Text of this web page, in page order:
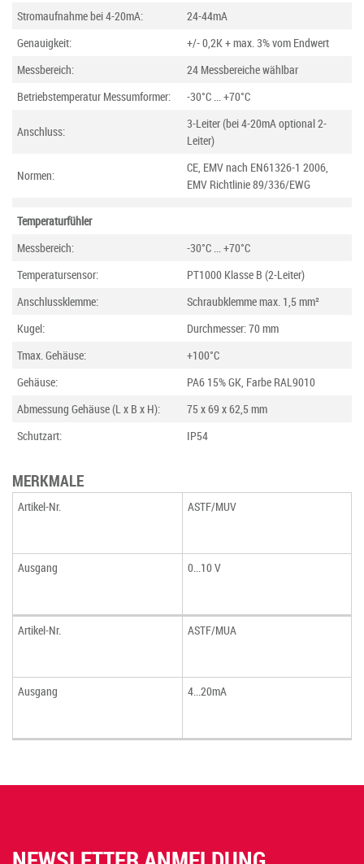
Stromaufnahme bei 4-20mA:
24-44mA
Genauigkeit:
+/- 0,2K + max. 3% vom Endwert
Messbereich:
24 Messbereiche wählbar
Betriebstemperatur Messumformer:
-30°C ... +70°C
Anschluss:
3-Leiter (bei 4-20mA optional 2-
Leiter)
Normen:
CE, EMV nach EN61326-1 2006,
EMV Richtlinie 89/336/EWG
Temperaturfühler
Messbereich:
-30°C ... +70°C
Temperatursensor:
PT1000 Klasse B (2-Leiter)
Anschlussklemme:
Schraubklemme max. 1,5 mm²
Kugel:
Durchmesser: 70 mm
Tmax. Gehäuse:
+100°C
Gehäuse:
PA6 15% GK, Farbe RAL9010
Abmessung Gehäuse (L x B x H):
75 x 69 x 62,5 mm
Schutzart:
IP54
MERKMALE
Artikel-Nr. ASTF/MUV
Ausgang 0...10 V
Artikel-Nr. ASTF/MUA
Ausgang 4...20mA